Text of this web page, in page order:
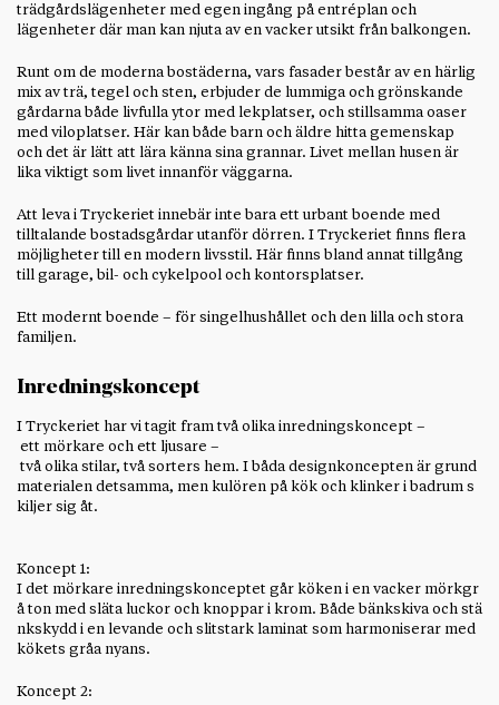
trädgårdslägenheter med egen ingång på entréplan och
lägenheter där man kan njuta av en vacker utsikt från balkongen.
Runt om de moderna bostäderna, vars fasader består av en härlig
mix av trä, tegel och sten, erbjuder de lummiga och grönskande
gårdarna både livfulla ytor med lekplatser, och stillsamma oaser
med viloplatser. Här kan både barn och äldre hitta gemenskap
och det är lätt att lära känna sina grannar. Livet mellan husen är
lika viktigt som livet innanför väggarna.
Att leva i Tryckeriet innebär inte bara ett urbant boende med
tilltalande bostadsgårdar utanför dörren. I Tryckeriet finns flera
möjligheter till en modern livsstil. Här finns bland annat tillgång
till garage, bil- och cykelpool och kontorsplatser.
Ett modernt boende – för singelhushållet och den lilla och stora
familjen.
Inredningskoncept
I Tryckeriet har vi tagit fram två olika inredningskoncept –
ett mörkare och ett ljusare –
två olika stilar, två sorters hem. I båda designkoncepten är grund
materialen detsamma, men kulören på kök och klinker i badrum s
kiljer sig åt.
Koncept 1:
I det mörkare inredningskonceptet går köken i en vacker mörkgr
å ton med släta luckor och knoppar i krom. Både bänkskiva och stä
nkskydd i en levande och slitstark laminat som harmoniserar med
kökets gråa nyans.
Koncept 2: